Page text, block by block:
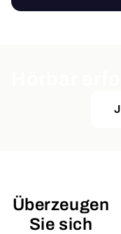
Überzeugen
Sie sich